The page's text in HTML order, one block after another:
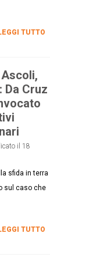
TUTTO
Da Cruz
il 18
sfida in terra
sul caso che
TUTTO